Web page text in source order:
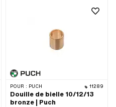
POUR : PUCH 11289
Douille de bielle 10/12/13
bronze | Puch